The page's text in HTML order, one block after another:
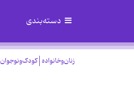
دسته‌بندی
زنان‌وخانواده کودک‌ونوجوان